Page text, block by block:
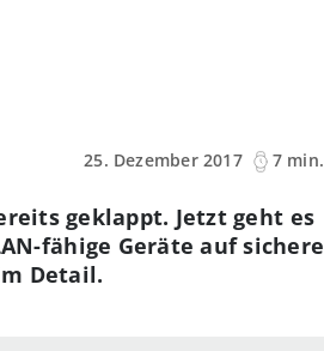
25. Dezember 2017
7 min.
geklappt. Jetzt geht es
fähige Geräte auf sichere
Detail.